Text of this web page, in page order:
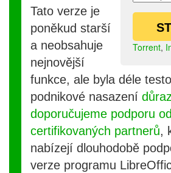
Torrent,
Tato verze je
poněkud starší
a neobsahuje
nejnovější
funkce, ale byla déle
podnikové nasazení
doporučujeme podporu od
certifikovaných partnerů,
nabízejí dlouhodobě
verze programu